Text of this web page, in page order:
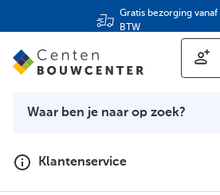
Gratis bezorging
BTW
Klantenservice